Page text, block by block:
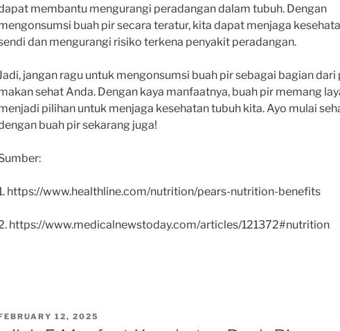
membantu mengurangi peradangan dalam tubuh. Dengan
buah pir secara teratur, kita dapat menjaga
dan mengurangi risiko terkena penyakit peradangan.
jangan ragu untuk mengonsumsi buah pir sebagai bagian dari
sehat Anda. Dengan kaya manfaatnya, buah pir memang
pilihan untuk menjaga kesehatan tubuh kita. Ayo mulai
buah pir sekarang juga!
https://www.healthline.com/nutrition/pears-nutrition-benefits
https://www.medicalnewstoday.com/articles/121372#nutrition
12, 2025